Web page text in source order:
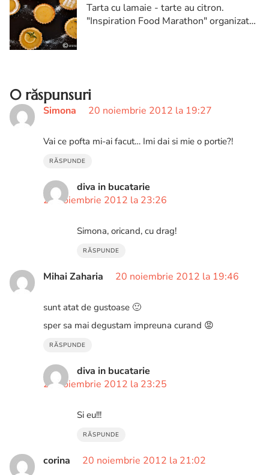
Tarta cu lamaie - tarte au citron.
"Inspiration Food Marathon" organizat
0 răspunsuri
Simona 20 noiembrie 2012 la 19:27
Vai ce pofta mi-ai facut… Imi dai si mie o portie?!
RĂSPUNDE
diva in bucatarie
20 noiembrie 2012 la 23:26
Simona, oricand, cu drag!
RĂSPUNDE
Mihai Zaharia 20 noiembrie 2012 la 19:46
sunt atat de gustoase 🙂
sper sa mai degustam impreuna curand 😡
RĂSPUNDE
diva in bucatarie
20 noiembrie 2012 la 23:25
Si eu!!!
RĂSPUNDE
corina 20 noiembrie 2012 la 21:02